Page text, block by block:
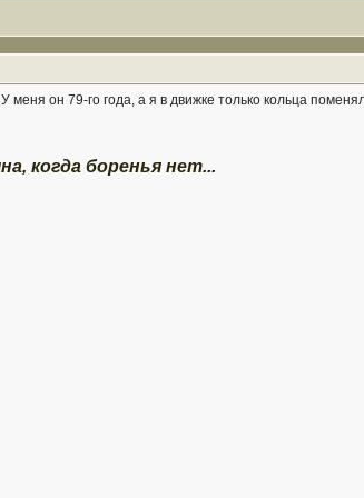
он 79-го года, а я в движке только кольца
когда боренья нет...